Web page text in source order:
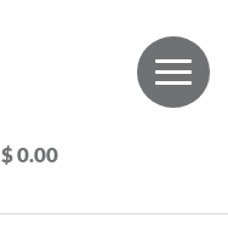
$ 0.00